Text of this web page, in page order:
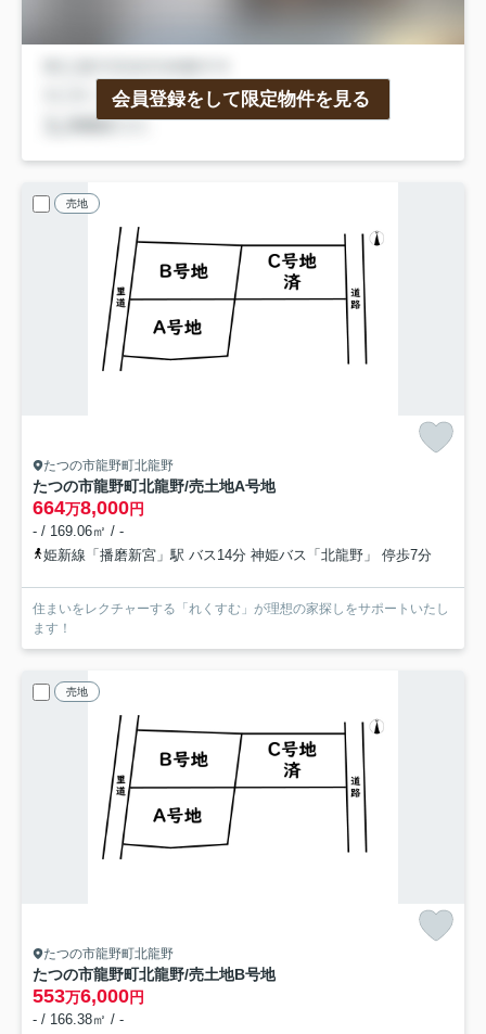
会員登録をして限定物件を見る
売地
たつの市龍野町北龍野
たつの市龍野町北龍野/売土地A号地
664万8,000円
- / 169.06㎡ / -
姫新線「播磨新宮」駅 バス14分 神姫バス「北龍野」 停歩7分
住まいをレクチャーする「れくすむ」が理想の家探しをサポートいたし
ます！
売地
たつの市龍野町北龍野
たつの市龍野町北龍野/売土地B号地
553万6,000円
- / 166.38㎡ / -